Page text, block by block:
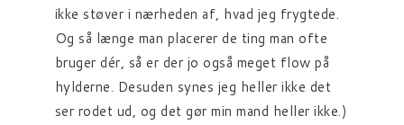
ikke støver i nærheden af, hvad jeg frygtede.
Og så længe man placerer de ting man ofte
bruger dér, så er der jo også meget flow på
hylderne. Desuden synes jeg heller ikke det
ser rodet ud, og det gør min mand heller ikke.)